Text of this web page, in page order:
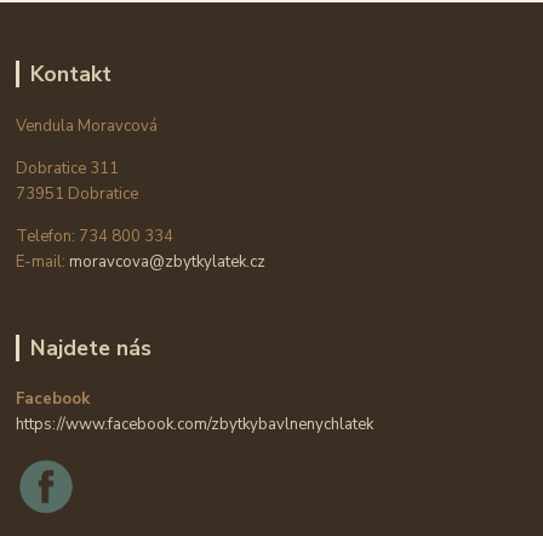
Kontakt
Vendula Moravcová
Dobratice 311
73951 Dobratice
Telefon: 734 800 334
E-mail: moravcova@zbytkylatek.cz
Najdete nás
Facebook
https://www.facebook.com/zbytkybavlnenychlatek